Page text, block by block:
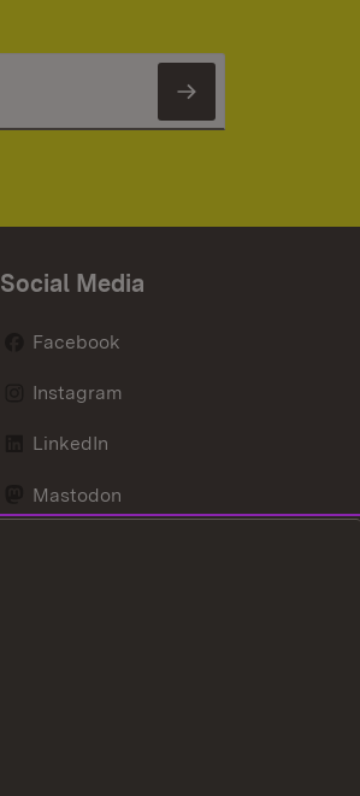
Newsletter
Social Media
Facebook
Instagram
LinkedIn
Mastodon